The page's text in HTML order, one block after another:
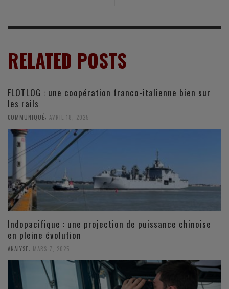
RELATED POSTS
FLOTLOG : une coopération franco-italienne bien sur
les rails
COMMUNIQUÉ AVRIL 18, 2025
Indopacifique : une projection de puissance chinoise
en pleine évolution
ANALYSE MARS 7, 2025